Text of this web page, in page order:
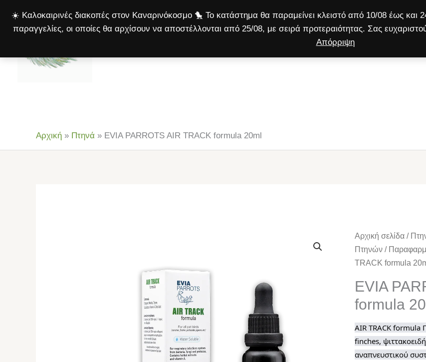
☀️ Καλοκαιρινές διακοπές στον Καναρινόκοσμο 🐤 Το κατάστημα θα παραμείνει κλειστό από 10/08 έως και
παραγγελίες, οι οποίες θα αρχίσουν να αποστέλλονται από 25/08, με σειρά προτεραιότητας. Σας
Απόρριψη
περιεχόμενο
Μικρό ζώο
Αρχική » Πτηνά » EVIA PARROTS AIR TRACK formula 20ml
Αρχική σελίδα/
Πτηνών/
TRACK formula
EVIA
formula
AIR TRACK formula
finches,
αναπνευστικού
EVIA
PARROTS
AIR
formula
20ml